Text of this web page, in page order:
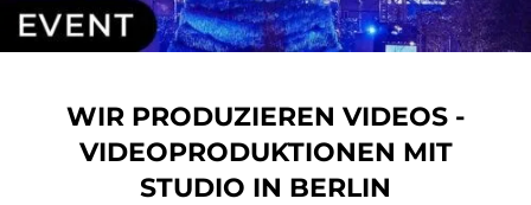
WIR PRODUZIEREN VIDEOS -
VIDEOPRODUKTIONEN MIT
STUDIO IN BERLIN